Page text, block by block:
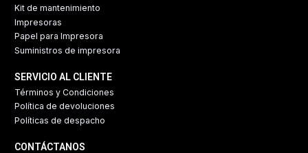
Kit de mantenimiento
Impresoras
Papel para Impresora
Suministros de impresora
SERVICIO AL CLIENTE
Términos y Condiciones
Política de devoluciones
Políticas de despacho
CONTÁCTANOS